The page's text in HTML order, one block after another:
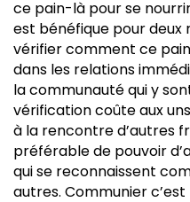
ce pain-là pour se
est bénéfique pour deux
vérifier comment ce
dans les relations
la communauté qui y
vérification coûte aux
à la rencontre d’autres
préférable de pouvoir
qui se reconnaissent
autres. Communier